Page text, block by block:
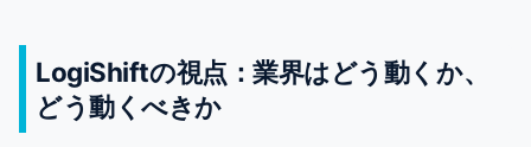
LogiShiftの視点：業界はどう動くか、
どう動くべきか